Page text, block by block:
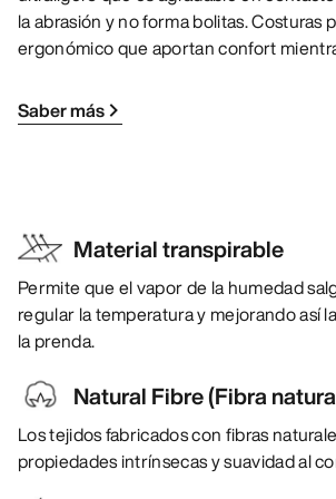
la abrasión y no forma bolitas. Costuras
ergonómico que aportan confort
Saber más
Material transpirable
Permite que el vapor de la humedad
regular la temperatura y mejorando así
la prenda.
Natural Fibre (Fibra
Los tejidos fabricados con fibras
propiedades intrínsecas y suavidad al